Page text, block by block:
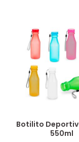
Botilito
550ml